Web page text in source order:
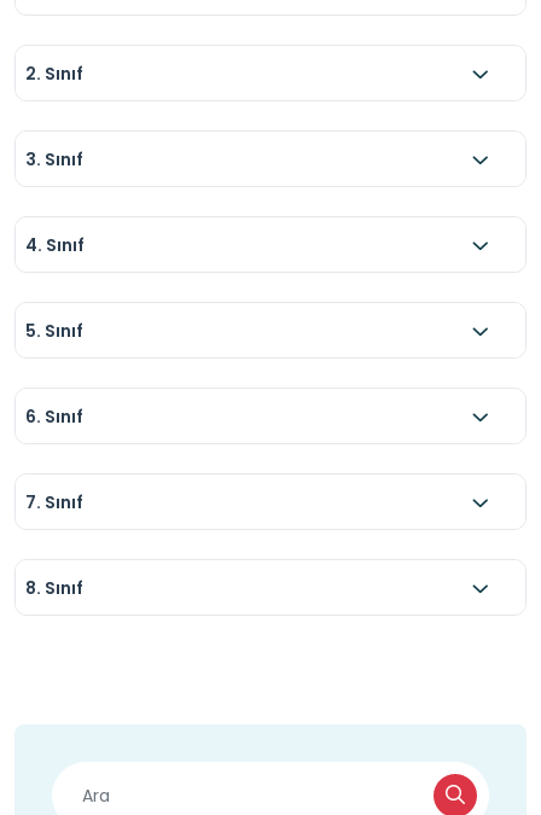
2. Sınıf
3. Sınıf
4. Sınıf
5. Sınıf
6. Sınıf
7. Sınıf
8. Sınıf